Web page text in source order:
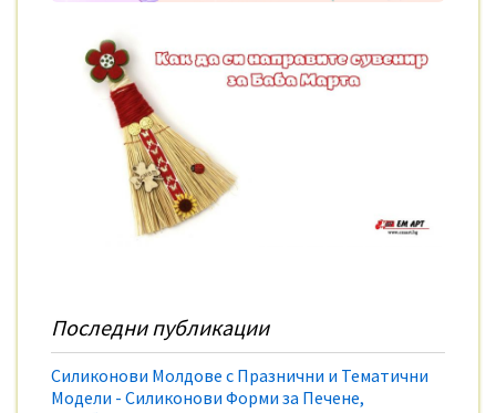
Последни публикации
Силиконови Молдове с Празнични и Тематични
Модели - Силиконови Форми за Печене,